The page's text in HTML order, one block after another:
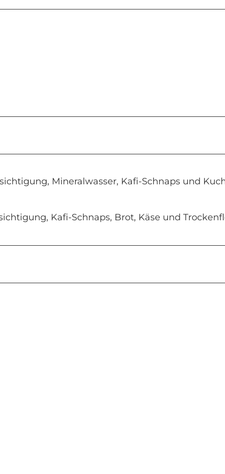
Mineralwasser, Kafi-Schnaps und
Kafi-Schnaps, Brot, Käse und